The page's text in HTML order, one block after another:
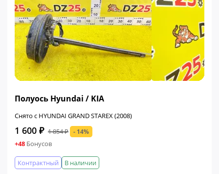
Полуось Hyundai / KIA
Снято с HYUNDAI GRAND STAREX (2008)
1 600 ₽ 1 854 ₽ - 14%
+48 Бонусов
В наличии
Контрактный